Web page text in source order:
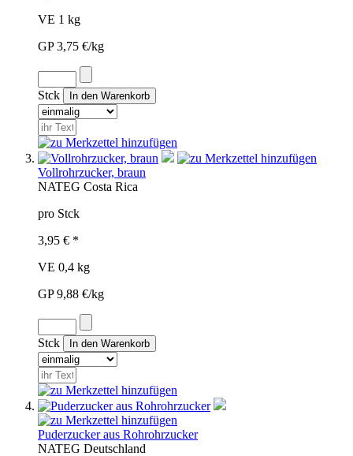
VE 1 kg
GP 3,75 €/kg
Stck
Vollrohrzucker, braun
NATEG Costa Rica
pro Stck
3,95 € *
VE 0,4 kg
GP 9,88 €/kg
Stck
Puderzucker aus Rohrohrzucker
NATEG Deutschland